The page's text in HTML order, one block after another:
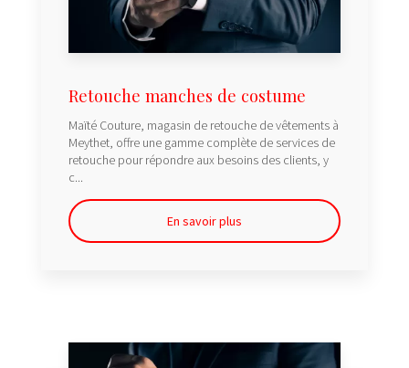
Retouche manches de costume
Maïté Couture, magasin de retouche de vêtements à
Meythet, offre une gamme complète de services de
retouche pour répondre aux besoins des clients, y
c...
En savoir plus